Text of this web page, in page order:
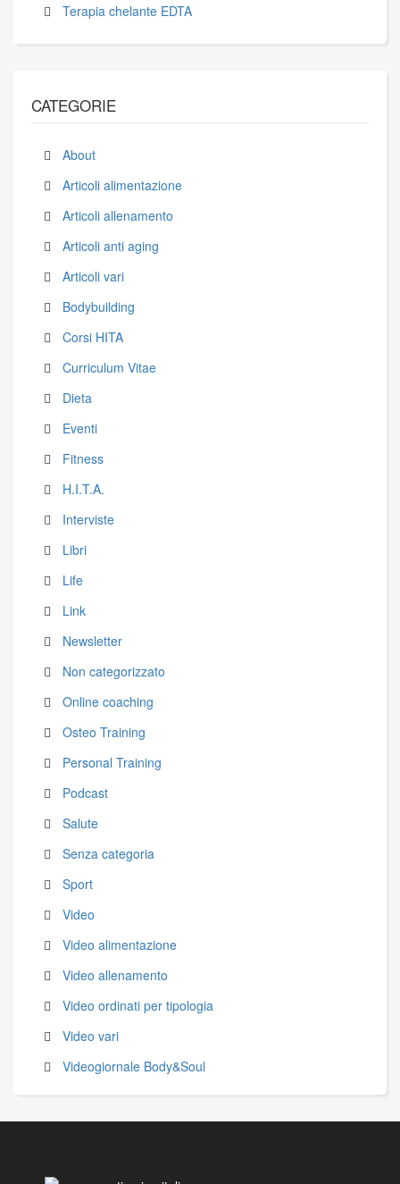
Terapia chelante EDTA
CATEGORIE
About
Articoli alimentazione
Articoli allenamento
Articoli anti aging
Articoli vari
Bodybuilding
Corsi HITA
Curriculum Vitae
Dieta
Eventi
Fitness
H.I.T.A.
Interviste
Libri
Life
Link
Newsletter
Non categorizzato
Online coaching
Osteo Training
Personal Training
Podcast
Salute
Senza categoria
Sport
Video
Video alimentazione
Video allenamento
Video ordinati per tipologia
Video vari
Videogiornale Body&Soul